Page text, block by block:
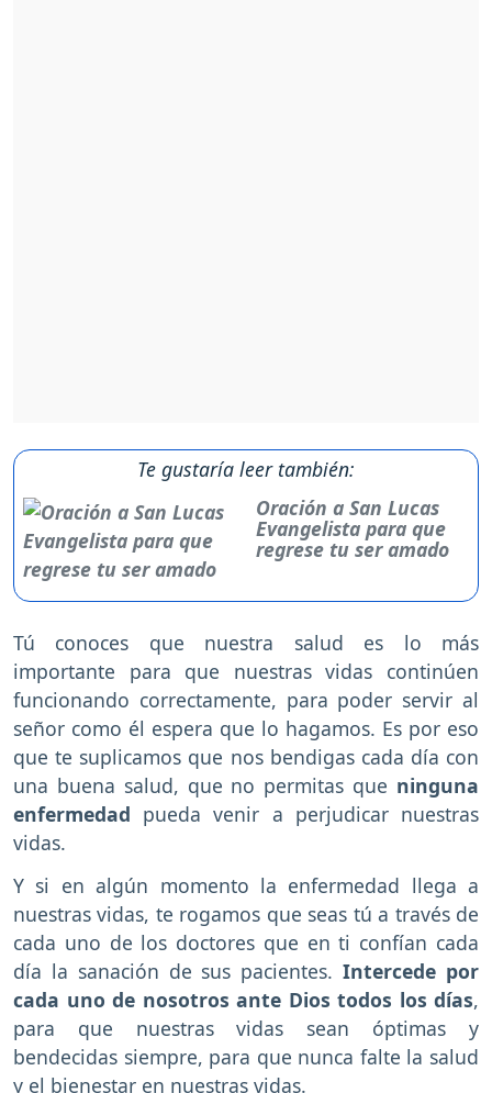
Te gustaría leer también:
Oración a San Lucas
Evangelista para que
regrese tu ser amado
Tú conoces que nuestra salud es lo más
importante para que nuestras vidas continúen
funcionando correctamente, para poder servir al
señor como él espera que lo hagamos. Es por eso
que te suplicamos que nos bendigas cada día con
una buena salud, que no permitas que ninguna
enfermedad pueda venir a perjudicar nuestras
vidas.
Y si en algún momento la enfermedad llega a
nuestras vidas, te rogamos que seas tú a través de
cada uno de los doctores que en ti confían cada
día la sanación de sus pacientes. Intercede por
cada uno de nosotros ante Dios todos los días,
para que nuestras vidas sean óptimas y
bendecidas siempre, para que nunca falte la salud
y el bienestar en nuestras vidas.